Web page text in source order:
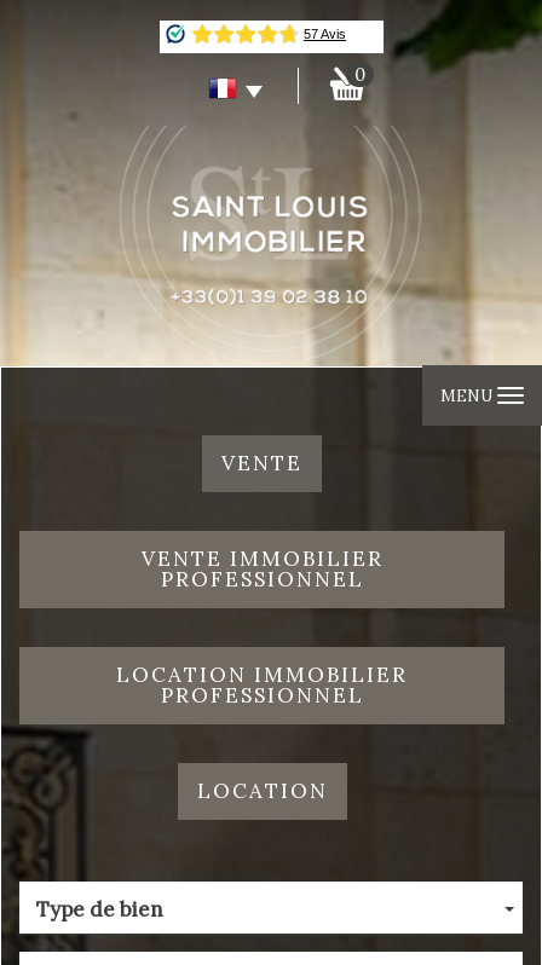
0
MENU
VENTE
VENTE IMMOBILIER
PROFESSIONNEL
LOCATION IMMOBILIER
PROFESSIONNEL
LOCATION
Type de bien